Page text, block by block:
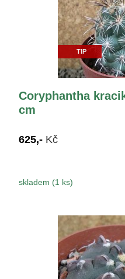
TIP
Coryphantha
cm
625,- Kč
skladem (1 ks)